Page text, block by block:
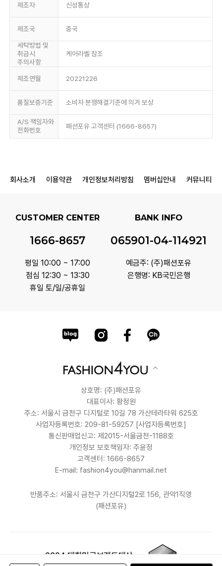
제조자 신성통상
제조국 중국
세탁방법 및
취급시
주의사항
케어라벨 참조
제조연월 20221226
품질보증기준 소비자 분쟁해결기준에 의거 보상
A/S 책임자와
전화번호
패션포유 고객센터 (1666-8657)
회사소개 이용약관 개인정보처리방침 멤버십안내 커뮤니티
CUSTOMER CENTER
1666-8657
평일 10:00 ~ 17:00
점심 12:30 ~ 13:30
휴일 토/일/공휴일
BANK INFO
065901-04-114921
예금주: (주)패션포유
은행명: KB국민은행
상호명: (주)패션포유
대표이사: 황정원
주소: 서울시 금천구 디지털로 10길 78 가산테라타워 625호
사업자등록번호: 209-81-59257 [사업자등록번호]
통신판매업신고: 제2015-서울금천-1188호
개인정보 보호책임자: 주윤정
고객센터: 1666-8657
E-mail: fashion4you@hanmail.net
반품주소: 서울시 금천구 가산디지털2로 156, 관악1직영
(패션포유)